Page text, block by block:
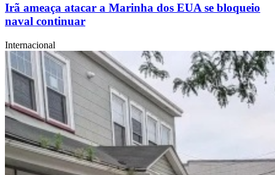
Irã ameaça atacar a Marinha dos EUA se bloqueio
naval continuar
Internacional